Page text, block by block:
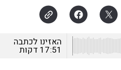
האזינו לכתבה
17:51 דקות